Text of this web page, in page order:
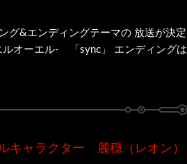
グ&エンディングテーマの 放送が決定
ルオーエル- 「sync」 エンディングは
キャラクター 麗穏（レオン）